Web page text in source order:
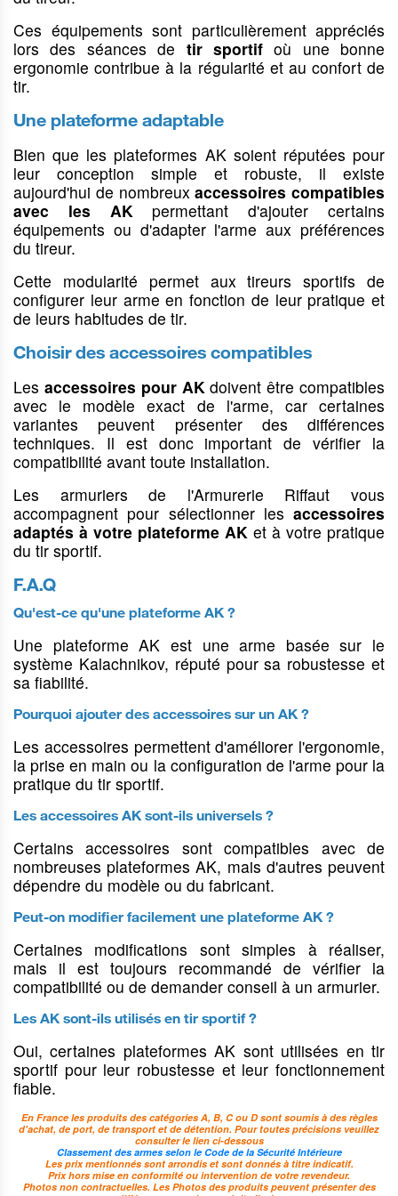
boules
Détente
Chargeur
Organes de visée
Buscs
divers
Sécurité
Accessoires
Grips & poignées
Frein de bouche
et cache flamme
Silencieux et ses
accessoires
monopods
Crosse arme de
poing
Accessoirisation
AR9/AR10/AR15
AK
Organes de visée
arme de poing
carabines
Accessoires fusils
à pompe
Housses & étuis
Gilets pare-balles
gants
Chaussures
tactiques
Gants, coudières
& genouillères
Sportif
cordes
Droguerie
amortisseur
Tapis d'ateliers
Modérateurs
de sons
Modérateurs de
son 22LR & 17
HMR
Modérateurs de
Accessoires pour
silencieux
Hausses,
guidons &
grenadière
Hausses &
guidons
trépieds &
cannes de
pirsch
Bipieds pour
armes
Cannes de Pirch
Tapis & supports
Cannes &
Cannes de
marche
Sièges de battue
Mallettes, étuis
housses & sacs
à dos.
Mallettes rigides
armes de poing
Housses pour
armes d'épaule
Bagagerie
Sacs à dos
Equipement
Tapis & housses
de sièges
Protection du
Stickers &
décorations
Gibecières,
& bretelles
Gibecières &
lacets de
transport
Sacs à furets
Cartouchières
pochettes
Cartouchières
armes
Bretelles pour
jumelles
Livres & manuels
de chasse
Registres armes &
Fouets & flottes
harnais &
grelots
Colliers pour
chiens
Harnais pour
chiens
longes
pour chiens
Laisses & longes
de dressage
Accouples & tubes
électronique &
GPS
Colliers de
dresssage
Colliers GPS
pour chiens
Ces équipements sont particulièrement appréciés
lors des séances de tir sportifoù une bonne
ergonomie contribue à la régularité et au confort de
tir.
Une plateforme adaptable
Bien que les plateformes AK soient réputées pour
leur conception simple et robuste, il existe
aujourd'hui de nombreuxaccessoires compatibles
avec les AKpermettant d'ajouter certains
équipements ou d'adapter l'arme aux préférences
du tireur.
Cette modularité permet aux tireurs sportifs de
configurer leur arme en fonction de leur pratique et
de leurs habitudes de tir.
Choisir des accessoires compatibles
Les accessoires pour AKdoivent être compatibles
avec le modèle exact de l'arme, car certaines
variantes peuvent présenter des différences
techniques. Il est donc important de vérifier la
compatibilité avant toute installation.
Les armuriers de l'Armurerie Riffaut vous
accompagnent pour sélectionner les accessoires
adaptés à votre plateforme AK et à votre pratique
du tir sportif.
F.A.Q
Qu'est-ce qu'une plateforme AK ?
Une plateforme AK est une arme basée sur le
système Kalachnikov, réputé pour sa robustesse et
sa fiabilité.
Pourquoi ajouter des accessoires sur un AK ?
Les accessoires permettent d'améliorer l'ergonomie,
la prise en main ou la configuration de l'arme pour la
pratique du tir sportif.
Les accessoires AK sont-ils universels ?
Certains accessoires sont compatibles avec de
nombreuses plateformes AK, mais d'autres peuvent
dépendre du modèle ou du fabricant.
Peut-on modifier facilement une plateforme AK ?
Certaines modifications sont simples à réaliser,
mais il est toujours recommandé de vérifier la
compatibilité ou de demander conseil à un armurier.
Les AK sont-ils utilisés en tir sportif ?
Oui, certaines plateformes AK sont utilisées en tir
sportif pour leur robustesse et leur fonctionnement
fiable.
En France les produits des catégories A, B, C ou D sont soumis à des règles
d'achat, de port, de transport et de détention. Pour toutes précisions veuillez
consulter le lien ci-dessous
Classement des armes selon le Code de la Sécurité Intérieure
Les prix mentionnés sont arrondis et sont donnés à titre indicatif.
Prix hors mise en conformité ou intervention de votre revendeur.
Photos non contractuelles. Les Photos des produits peuvent présenter des